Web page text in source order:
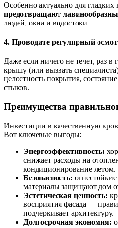
Особенно актуально для гладких
предотвращают
людей, окна и водостоки.
4. Проводите регулярный
Даже если ничего не течет, раз в
крышу (или вызвать
целостность покрытия,
стыков.
Преимущества
Инвестиции в качественную
Вот ключевые выгоды:
Энергоэффективность:
снижает расходы на
кондиционирование летом.
Безопасность:
материалы защищают дом
Эстетическая ценность:
восприятия фасада —
подчеркивает архитектуру.
Долгосрочная экономия: